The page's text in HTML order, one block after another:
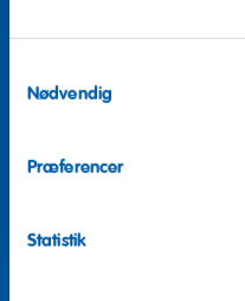
Nødvendig
Præferencer
Statistik